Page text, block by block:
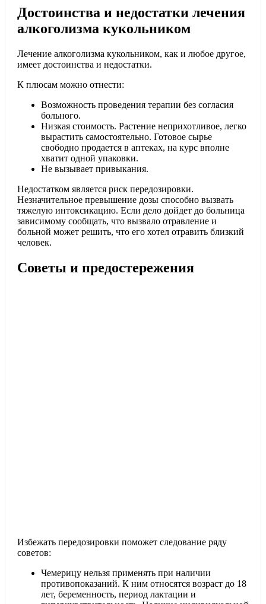
Достоинства и недостатки лечения
алкоголизма кукольником
Лечение алкоголизма кукольником, как и любое другое,
имеет достоинства и недостатки.
К плюсам можно отнести:
Возможность проведения терапии без согласия
больного.
Низкая стоимость. Растение неприхотливое, легко
вырастить самостоятельно. Готовое сырье
свободно продается в аптеках, на курс вполне
хватит одной упаковки.
Не вызывает привыкания.
Недостатком является риск передозировки.
Незначительное превышение дозы способно вызвать
тяжелую интоксикацию. Если дело дойдет до больница
зависимому сообщать, что вызвало отравление и
больной может решить, что его хотел отравить близкий
человек.
Советы и предостережения
Избежать передозировки поможет следование ряду
советов:
Чемерицу нельзя применять при наличии
противопоказаний. К ним относятся возраст до 18
лет, беременность, период лактации и